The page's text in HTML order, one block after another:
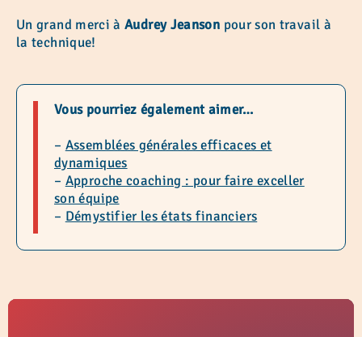
Un grand merci àAudrey Jeanson pour son travail à
la technique!
Vous pourriez également aimer…
– Assemblées générales efficaces et
dynamiques
– Approche coaching : pour faire exceller
son équipe
– Démystifier les états financiers